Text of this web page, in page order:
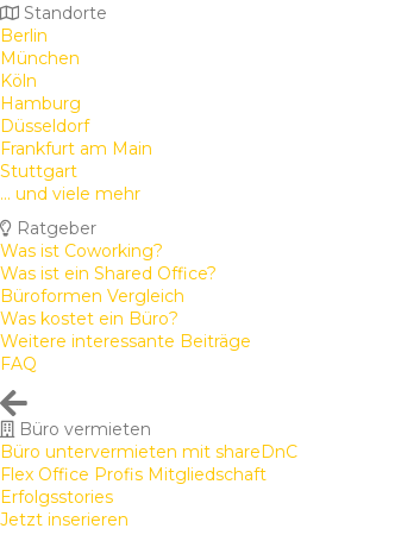
Standorte
Berlin
München
Köln
Hamburg
Düsseldorf
Frankfurt am Main
Stuttgart
... und viele mehr
Ratgeber
Was ist Coworking?
Was ist ein Shared Office?
Büroformen Vergleich
Was kostet ein Büro?
Weitere interessante Beiträge
FAQ
Büro vermieten
Büro untervermieten mit shareDnC
Flex Office Profis Mitgliedschaft
Erfolgsstories
Jetzt inserieren